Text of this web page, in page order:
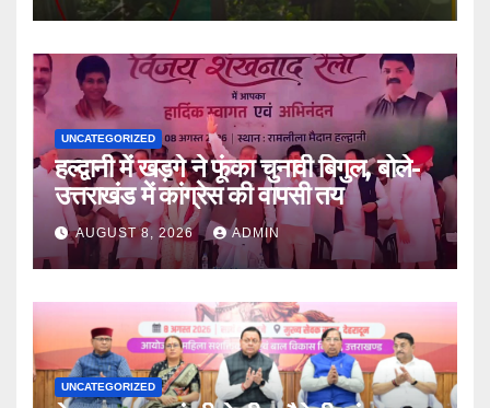
UNCATEGORIZED
हल्द्वानी में खड़गे ने फूंका चुनावी बिगुल, बोले-
उत्तराखंड में कांग्रेस की वापसी तय
AUGUST 8, 2026 ADMIN
UNCATEGORIZED